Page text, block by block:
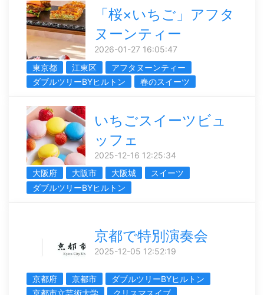
「桜×いちご」アフタ
ヌーンティー
2026-01-27 16:05:47
東京都
江東区
アフタヌーンティー
ダブルツリーBYヒルトン
春のスイーツ
いちごスイーツビュ
ッフェ
2025-12-16 12:25:34
大阪府
大阪市 大阪城
スイーツ
ダブルツリーBYヒルトン
京都で特別演奏会
2025-12-05 12:52:19
京都府 京都市
ダブルツリーBYヒルトン
京都市立芸術大学
クリスマスイブ